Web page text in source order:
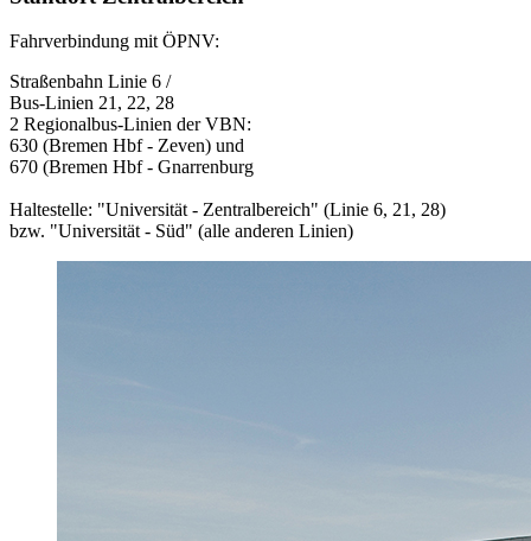
Fahrverbindung mit ÖPNV:
Straßenbahn Linie 6 /
Bus-Linien 21, 22, 28
2 Regionalbus-Linien der VBN:
630 (Bremen Hbf - Zeven) und
670 (Bremen Hbf - Gnarrenburg
Haltestelle: "Universität - Zentralbereich" (Linie 6, 21, 28)
bzw. "Universität - Süd" (alle anderen Linien)